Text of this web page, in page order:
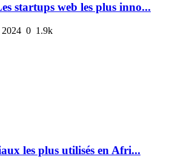
startups web les plus inno...
2024 0 1.9k
les plus utilisés en Afri...